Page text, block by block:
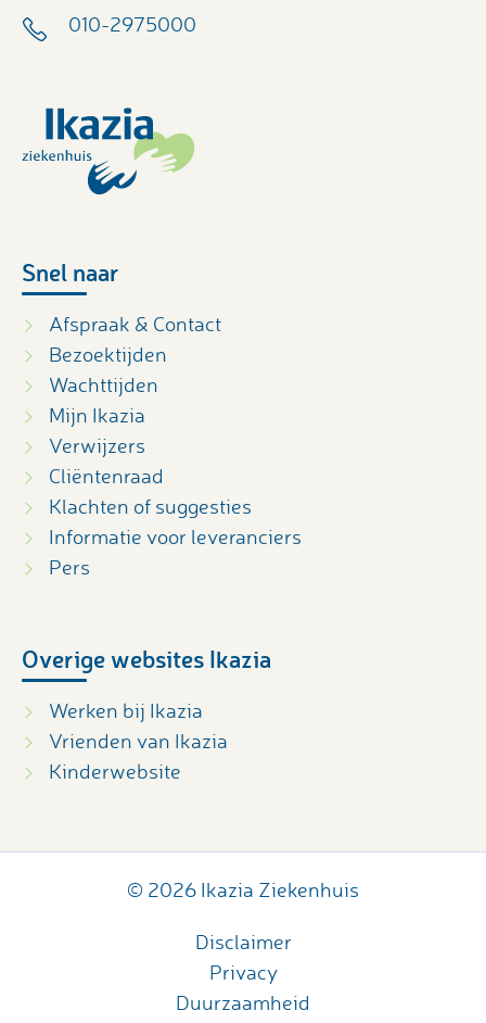
010-2975000
Snel naar
Afspraak & Contact
Bezoektijden
Wachttijden
Mijn Ikazia
Verwijzers
Cliëntenraad
Klachten of suggesties
Informatie voor leveranciers
Pers
Overige websites Ikazia
Werken bij Ikazia
Vrienden van Ikazia
Kinderwebsite
© 2026 Ikazia Ziekenhuis
Disclaimer
Privacy
Duurzaamheid